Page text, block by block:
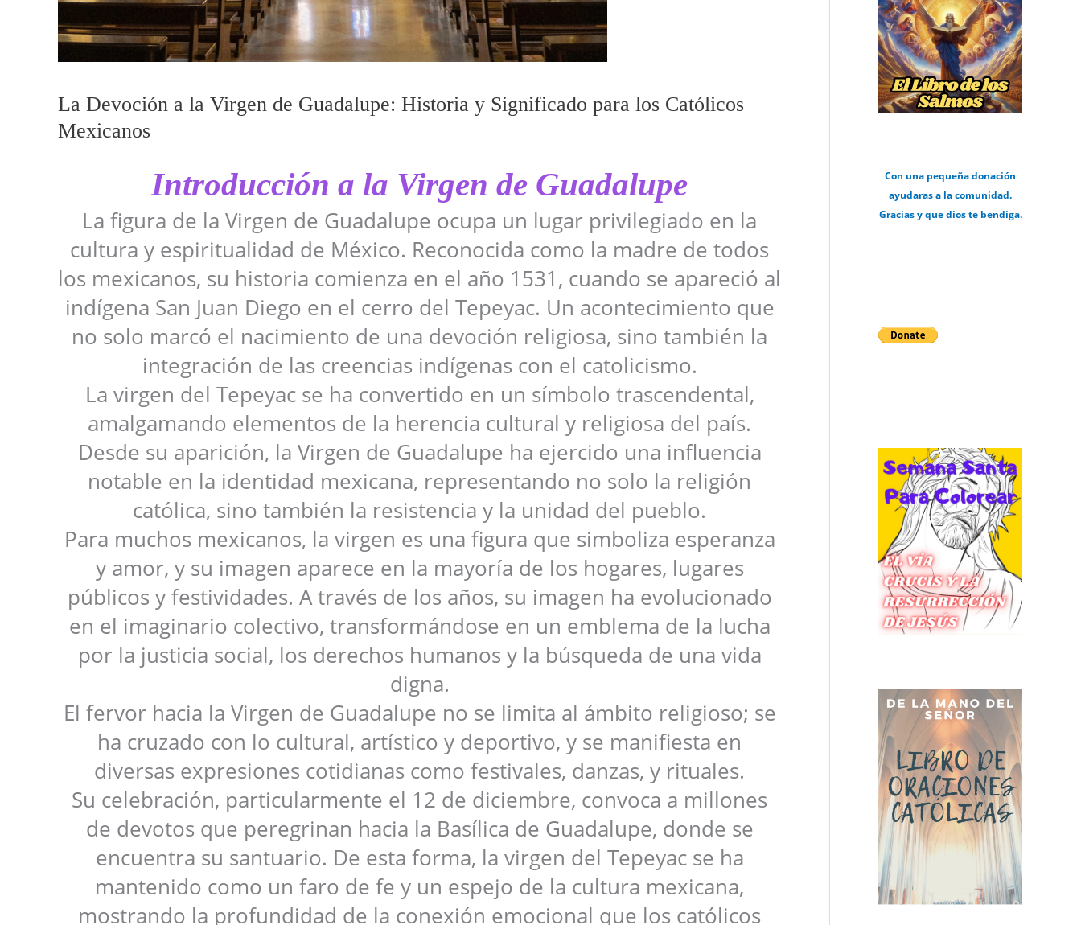
La Devoción a la Virgen de Guadalupe: Historia y Significado para los Católicos
Mexicanos
Introducción a la Virgen de Guadalupe
La figura de la Virgen de Guadalupe ocupa un lugar privilegiado en la
cultura y espiritualidad de México. Reconocida como la madre de todos
los mexicanos, su historia comienza en el año 1531, cuando se apareció al
indígena San Juan Diego en el cerro del Tepeyac. Un acontecimiento que
no solo marcó el nacimiento de una devoción religiosa, sino también la
integración de las creencias indígenas con el catolicismo.
La virgen del Tepeyac se ha convertido en un símbolo trascendental,
amalgamando elementos de la herencia cultural y religiosa del país.
Desde su aparición, la Virgen de Guadalupe ha ejercido una influencia
notable en la identidad mexicana, representando no solo la religión
católica, sino también la resistencia y la unidad del pueblo.
Para muchos mexicanos, la virgen es una figura que simboliza esperanza
y amor, y su imagen aparece en la mayoría de los hogares, lugares
públicos y festividades. A través de los años, su imagen ha evolucionado
en el imaginario colectivo, transformándose en un emblema de la lucha
por la justicia social, los derechos humanos y la búsqueda de una vida
digna.
El fervor hacia la Virgen de Guadalupe no se limita al ámbito religioso; se
ha cruzado con lo cultural, artístico y deportivo, y se manifiesta en
diversas expresiones cotidianas como festivales, danzas, y rituales.
Su celebración, particularmente el 12 de diciembre, convoca a millones
de devotos que peregrinan hacia la Basílica de Guadalupe, donde se
encuentra su santuario. De esta forma, la virgen del Tepeyac se ha
mantenido como un faro de fe y un espejo de la cultura mexicana,
mostrando la profundidad de la conexión emocional que los católicos
Con una pequeña donación
ayudaras a la comunidad.
Gracias y que dios te bendiga.